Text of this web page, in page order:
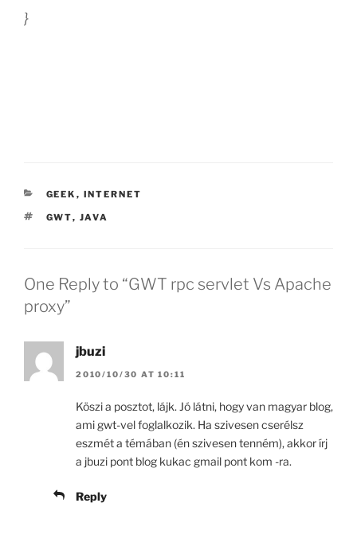
}
CATEGORIES
GEEK , INTERNET
TAGS
GWT, JAVA
One Reply to “GWT rpc servlet Vs Apache
proxy”
jbuzi
2010/10/30 AT 10:11
Köszi a posztot, lájk. Jó látni, hogy van magyar blog,
ami gwt-vel foglalkozik. Ha szivesen cserélsz
eszmét a témában (én szivesen tenném), akkor írj
a jbuzi pont blog kukac gmail pont kom -ra.
Reply